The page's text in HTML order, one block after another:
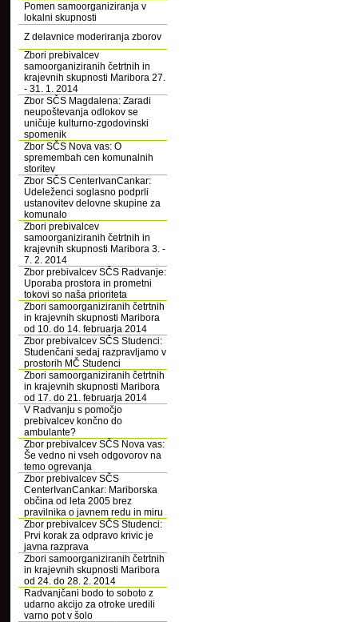
Pomen samoorganiziranja v
lokalni skupnosti
Z delavnice moderiranja zborov
Zbori prebivalcev
samoorganiziranih četrtnih in
krajevnih skupnosti Maribora 27.
- 31. 1. 2014
Zbor SČS Magdalena: Zaradi
neupoštevanja odlokov se
uničuje kulturno-zgodovinski
spomenik
Zbor SČS Nova vas: O
spremembah cen komunalnih
storitev
Zbor SČS CenterIvanCankar:
Udeleženci soglasno podprli
ustanovitev delovne skupine za
komunalo
Zbori prebivalcev
samoorganiziranih četrtnih in
krajevnih skupnosti Maribora 3. -
7. 2. 2014
Zbor prebivalcev SČS Radvanje:
Uporaba prostora in prometni
tokovi so naša prioriteta
Zbori samoorganiziranih četrtnih
in krajevnih skupnosti Maribora
od 10. do 14. februarja 2014
Zbor prebivalcev SČS Studenci:
Studenčani sedaj razpravljamo v
prostorih MČ Studenci
Zbori samoorganiziranih četrtnih
in krajevnih skupnosti Maribora
od 17. do 21. februarja 2014
V Radvanju s pomočjo
prebivalcev končno do
ambulante?
Zbor prebivalcev SČS Nova vas:
Še vedno ni vseh odgovorov na
temo ogrevanja
Zbor prebivalcev SČS
CenterIvanCankar: Mariborska
občina od leta 2005 brez
pravilnika o javnem redu in miru
Zbor prebivalcev SČS Studenci:
Prvi korak za odpravo krivic je
javna razprava
Zbori samoorganiziranih četrtnih
in krajevnih skupnosti Maribora
od 24. do 28. 2. 2014
Radvanjčani bodo to soboto z
udarno akcijo za otroke uredili
varno pot v šolo